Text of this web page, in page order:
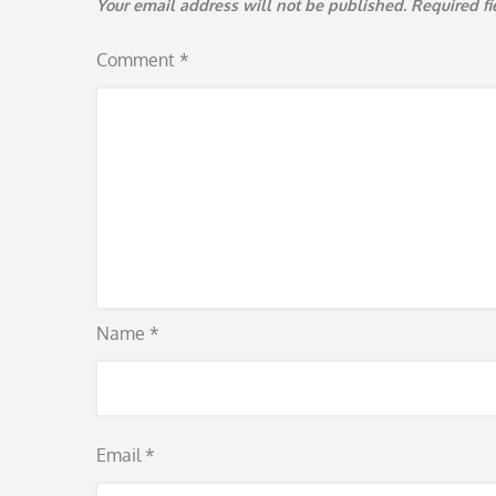
Your email address will not be published. Required
Comment *
Name *
Email *